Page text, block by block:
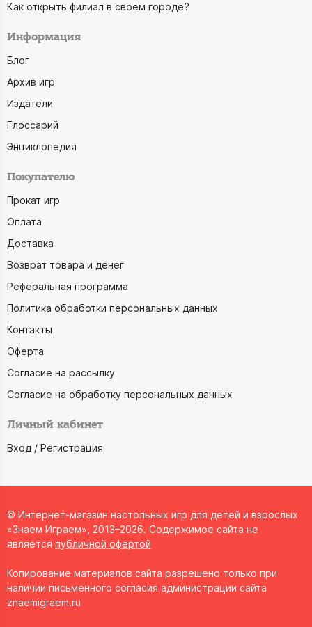
Как открыть филиал в своём городе?
Информация
Блог
Архив игр
Издатели
Глоссарий
Энциклопедия
Покупателю
Прокат игр
Оплата
Доставка
Возврат товара и денег
Реферальная программа
Политика обработки персональных данных
Контакты
Оферта
Согласие на рассылку
Согласие на обработку персональных данных
Личный кабинет
Вход / Регистрация
© Интернет-магазин настольных игр для детей и взрослых
«Знаем Играем», 2013–2026. Содержимое сайта не
является публичной офертой
Копирование материалов сайта разрешено только при
наличии письменного согласия администрации сайта
znaemigraem.ru